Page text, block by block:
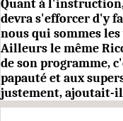
Quant à
devra s'efforcer d'y
nous qui sommes
Ailleurs le même
de son programme,
papauté et aux
justement, ajoutait-